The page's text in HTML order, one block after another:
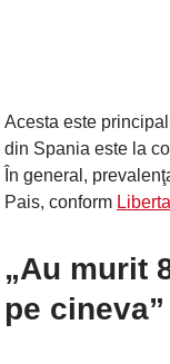
Acesta este
din Spania este la
În general,
Pais, conform
„Au murit
pe cineva”